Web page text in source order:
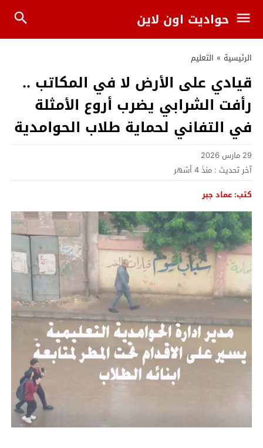
حواديت اون لاين
الرئيسية » التعليم
قيادي على الأرض لا في المكاتب ..
رأفت الشرابي يضرب أروع الأمثلة
في التفاني لحماية طلاب الحوامدية
29 مارس 2026
آخر تحديث : منذ 4 أشهر
كتب: عماد جبر